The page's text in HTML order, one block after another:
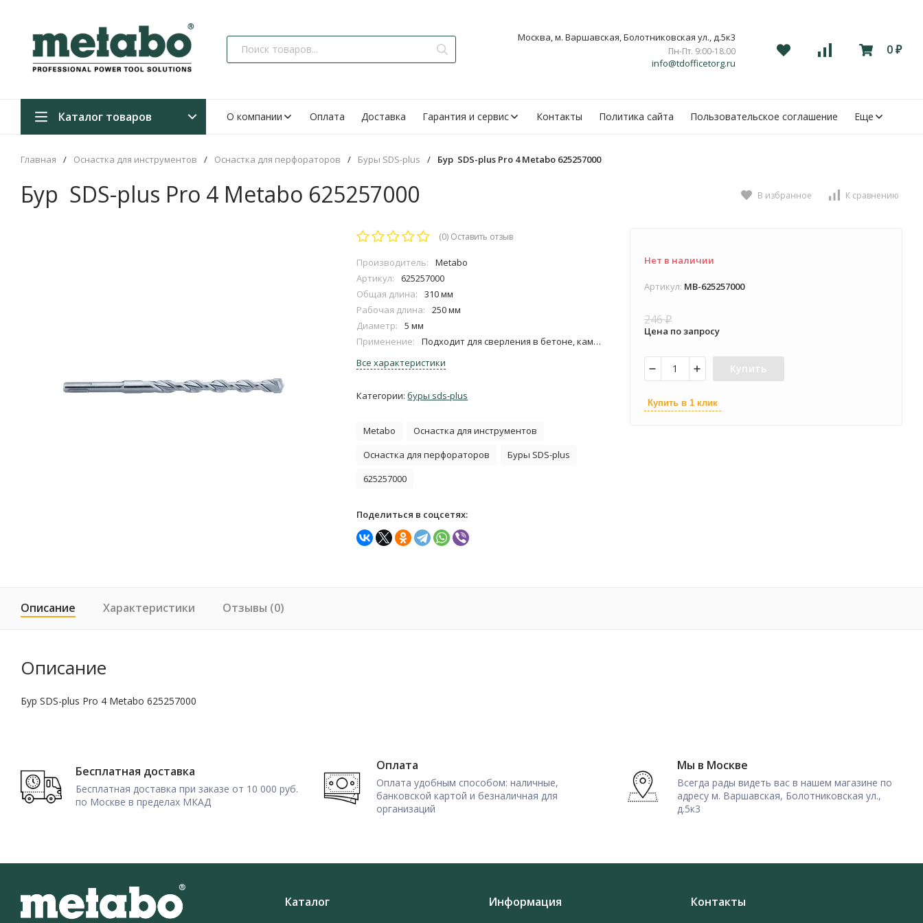
Москва, м. Варшавская, Болотниковская ул., д.5к3
Пн-Пт. 9:00-18.00
info@tdofficetorg.ru
0 ₽
Каталог товаров О компании Оплата Доставка Гарантия и сервис Контакты Политика сайта Пользовательское соглашение Еще
Главная / Оснастка для инструментов / Оснастка для перфораторов / Буры SDS-plus / Бур SDS-plus Pro 4 Metabo 625257000
Бур SDS-plus Pro 4 Metabo 625257000 В избранное К сравнению
(0) Оставить отзыв
Производитель:
Metabo
Артикул:
625257000
Общая длина:
310 мм
Рабочая длина:
250 мм
Диаметр:
5 мм
Применение:
Подходит для сверления в бетоне, каменной кладке, природном камне, граните
Все характеристики
Категории:буры sds-plus
Metabo
Оснастка для инструментов
Оснастка для перфораторов
Буры SDS-plus
625257000
Поделиться в соцсетях:
Нет в наличии
Артикул: MB-625257000
246₽
Цена по запросу
Купить
Купить в 1 клик
Описание Характеристики Отзывы (0)
Описание
Бур SDS-plus Pro 4 Metabo 625257000
Бесплатная доставка
Бесплатная доставка при заказе от 10 000 руб.
по Москве в пределах МКАД
Оплата
Оплата удобным способом: наличные,
банковской картой и безналичная для
организаций
Мы в Москве
Всегда рады видеть вас в нашем магазине по
адресу м. Варшавская, Болотниковская ул.,
д.5к3
Каталог Информация Контакты